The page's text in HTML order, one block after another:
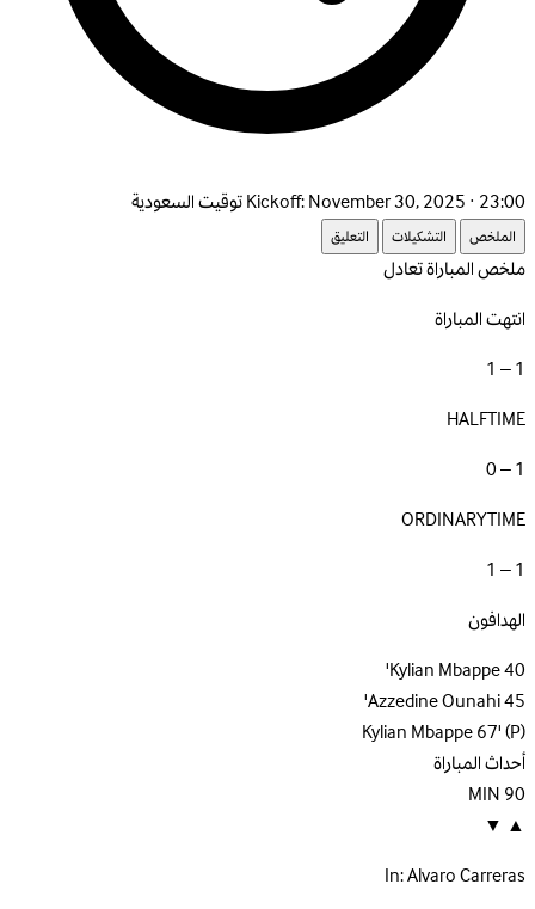
Kickoff:November 30, 2025 · 23:00 توقيت السعودية
الملخص التشكيلات التعليق
ملخص المباراةتعادل
انتهت المباراة
1 – 1
HALFTIME
1 – 0
ORDINARYTIME
1 – 1
الهدافون
Kylian Mbappe40'
Azzedine Ounahi45'
Kylian Mbappe67'(P)
أحداث المباراة
90
MIN
▲
▼
In:Alvaro Carreras